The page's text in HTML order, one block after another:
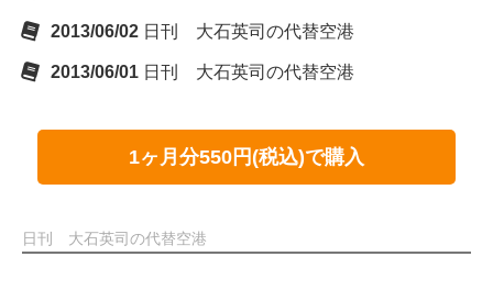
2013/06/02 日刊 大石英司の代替空港
2013/06/01 日刊 大石英司の代替空港
1ヶ月分550円(税込)で購入
日刊 大石英司の代替空港